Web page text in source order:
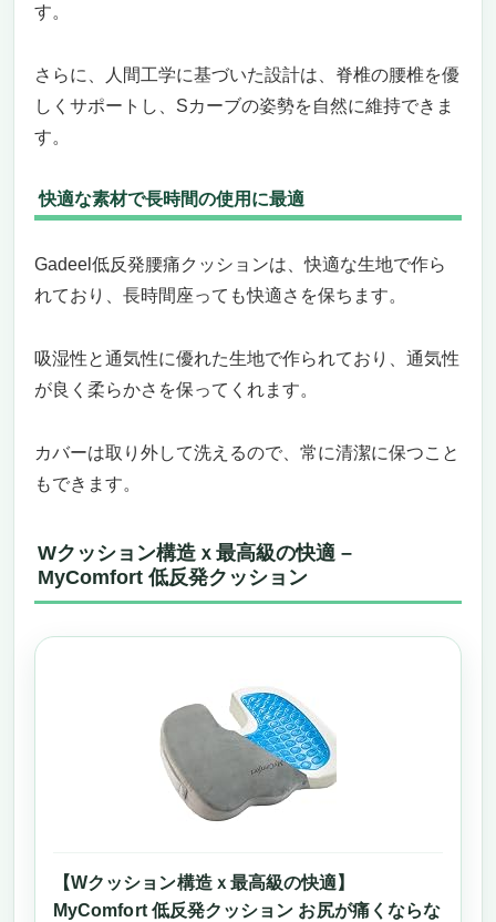
す。
さらに、人間工学に基づいた設計は、脊椎の腰椎を優
しくサポートし、Sカーブの姿勢を自然に維持できま
す。
快適な素材で長時間の使用に最適
Gadeel低反発腰痛クッションは、快適な生地で作ら
れており、長時間座っても快適さを保ちます。
吸湿性と通気性に優れた生地で作られており、通気性
が良く柔らかさを保ってくれます。
カバーは取り外して洗えるので、常に清潔に保つこと
もできます。
Wクッション構造ｘ最高級の快適 –
MyComfort 低反発クッション
【Wクッション構造ｘ最高級の快適】
MyComfort 低反発クッション お尻が痛くならな